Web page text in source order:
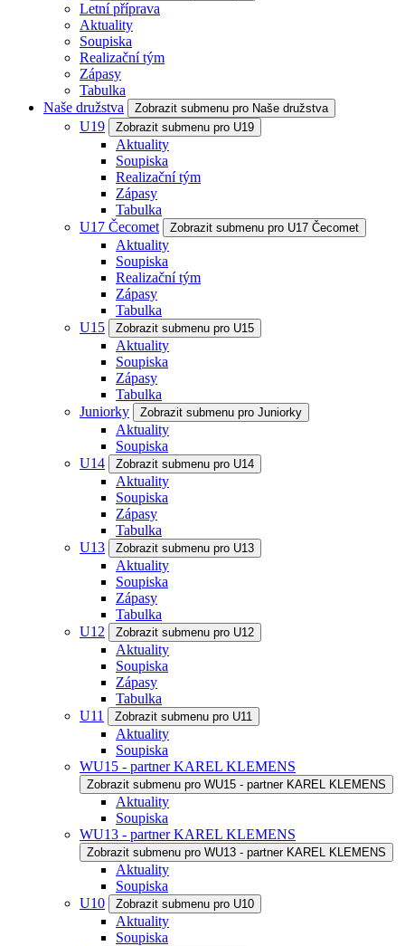
Letní příprava
Aktuality
Soupiska
Realizační tým
Zápasy
Tabulka
Naše družstva
Zobrazit submenu pro Naše družstva
U19 Zobrazit submenu pro U19
Aktuality
Soupiska
Realizační tým
Zápasy
Tabulka
U17 Čecomet
Zobrazit submenu pro U17 Čecomet
Aktuality
Soupiska
Realizační tým
Zápasy
Tabulka
U15
Zobrazit submenu pro U15
Aktuality
Soupiska
Zápasy
Tabulka
Juniorky
Zobrazit submenu pro Juniorky
Aktuality
Soupiska
U14
Zobrazit submenu pro U14
Aktuality
Soupiska
Zápasy
Tabulka
U13
Zobrazit submenu pro U13
Aktuality
Soupiska
Zápasy
Tabulka
U12
Zobrazit submenu pro U12
Aktuality
Soupiska
Zápasy
Tabulka
U11
Zobrazit submenu pro U11
Aktuality
Soupiska
WU15 - partner KAREL KLEMENS
Zobrazit submenu pro WU15 - partner KAREL KLEMENS
Aktuality
Soupiska
WU13 - partner KAREL KLEMENS
Zobrazit submenu pro WU13 - partner KAREL KLEMENS
Aktuality
Soupiska
U10
Zobrazit submenu pro U10
Aktuality
Soupiska